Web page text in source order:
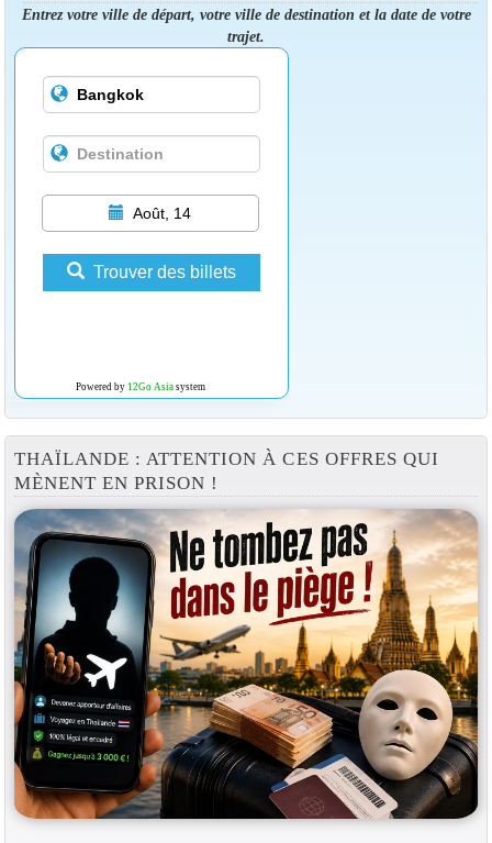
Entrez votre ville de départ, votre ville de destination et la date de votre
trajet.
Août, 14
Trouver des billets
Powered by 12Go Asiasystem
THAÏLANDE : ATTENTION À CES OFFRES QUI
MÈNENT EN PRISON !